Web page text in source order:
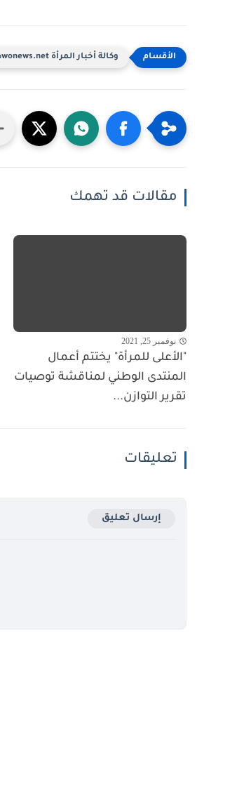
وكالة أخبار المرأة www.wonews.net info@wonews.net
مقالات قد تهمك
نوفمبر 25, 2021
"الأعلى للمرأة" يختتم أعمال
المنتدى الوطني لمناقشة توصيات
تقرير التوازن...
تعليقات
إرسال تعليق